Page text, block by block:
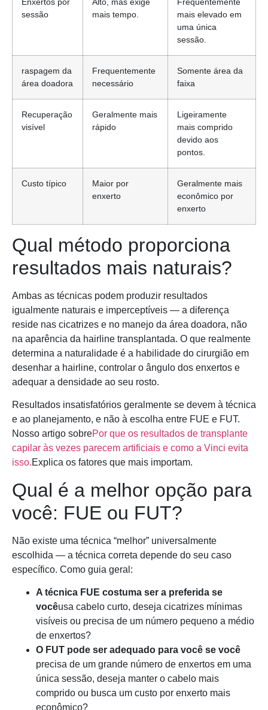
sessão
mais tempo.
mais elevado em
uma única
sessão.
raspagem da
área doadora
Frequentemente
necessário
Somente área da
faixa
Recuperação
visível
Geralmente mais
rápido
Ligeiramente
mais comprido
devido aos
pontos.
Custo típico
Maior por
enxerto
Geralmente mais
econômico por
enxerto
Qual método proporciona
resultados mais naturais?
Ambas as técnicas podem produzir resultados
igualmente naturais e imperceptíveis — a diferença
reside nas cicatrizes e no manejo da área doadora, não
na aparência da hairline transplantada. O que realmente
determina a naturalidade é a habilidade do cirurgião em
desenhar a hairline, controlar o ângulo dos enxertos e
adequar a densidade ao seu rosto.
Resultados insatisfatórios geralmente se devem à técnica
e ao planejamento, e não à escolha entre FUE e FUT.
Nosso artigo sobrePor que os resultados de transplante
capilar às vezes parecem artificiais e como a Vinci evita
isso.Explica os fatores que mais importam.
Qual é a melhor opção para
você: FUE ou FUT?
Não existe uma técnica “melhor” universalmente
escolhida — a técnica correta depende do seu caso
específico. Como guia geral:
A técnica FUE costuma ser a preferida se
vocêusa cabelo curto, deseja cicatrizes mínimas
visíveis ou precisa de um número pequeno a médio
de enxertos?
O FUT pode ser adequado para você se você
precisa de um grande número de enxertos em uma
única sessão, deseja manter o cabelo mais
comprido ou busca um custo por enxerto mais
econômico?